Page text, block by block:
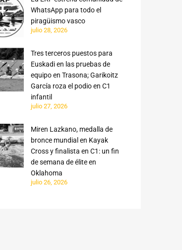
WhatsApp para todo el
piragüismo vasco
julio 28, 2026
Tres terceros puestos para
Euskadi en las pruebas de
equipo en Trasona; Garikoitz
García roza el podio en C1
infantil
julio 27, 2026
Miren Lazkano, medalla de
bronce mundial en Kayak
Cross y finalista en C1: un fin
de semana de élite en
Oklahoma
julio 26, 2026